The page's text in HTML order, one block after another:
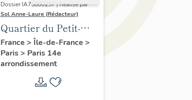
Dossier IA75000257 | Réalisé par
Sol Anne-Laure (Rédacteur)
Quartier du Petit-
Montrouge
France > Île-de-France >
Paris> Paris 14e
arrondissement